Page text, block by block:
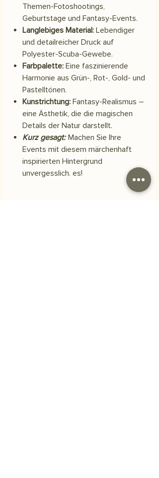
Themen-Fotoshootings,
Geburtstage und Fantasy-Events.
Langlebiges Material: Lebendiger
und detailreicher Druck auf
Polyester-Scuba-Gewebe.
Farbpalette: Eine faszinierende
Harmonie aus Grün-, Rot-, Gold- und
Pastelltönen.
Kunstrichtung: Fantasy-Realismus –
eine Ästhetik, die die magischen
Details der Natur darstellt.
Kurz gesagt: Machen Sie Ihre
Events mit diesem märchenhaft
inspirierten Hintergrund
unvergesslich. es!